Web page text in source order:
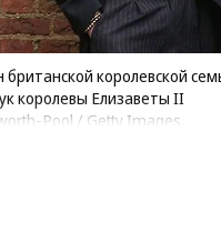
королевской
королевы Елизаветы II
Pool / Getty Images